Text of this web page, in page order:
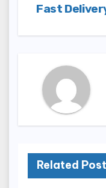
Fast
Related Post